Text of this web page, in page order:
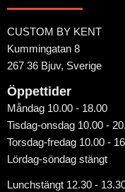
CUSTOM BY KENT
Kummingatan 8
267 36 Bjuv, Sverige
Öppettider
Måndag 10.00 - 18.00
Tisdag-onsdag 10.00 -
Torsdag-fredag 10.00 -
Lördag-söndag stängt
Lunchstängt 12.30 -